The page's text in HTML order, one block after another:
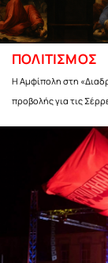
ΠΟΛΙΤΙΣΜΟΣ
Η Αμφίπολη στη
προβολής για τις